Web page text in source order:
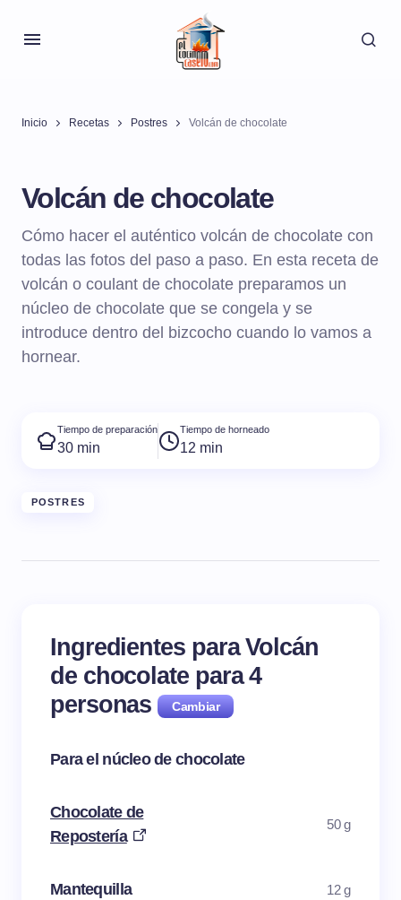
Inicio Recetas Postres Volcán de chocolate
Volcán de chocolate
Cómo hacer el auténtico volcán de chocolate con
todas las fotos del paso a paso. En esta receta de
volcán o coulant de chocolate preparamos un
núcleo de chocolate que se congela y se
introduce dentro del bizcocho cuando lo vamos a
hornear.
Tiempo de preparación
30 min
Tiempo de horneado
12 min
POSTRES
Ingredientes para Volcán
de chocolate para4
personas
Para el núcleo de chocolate
Chocolate de
Repostería
50 g
Mantequilla 12 g